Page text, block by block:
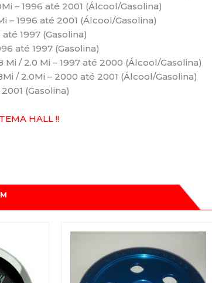
– 1996 até 2001 (Álcool/Gasolina)
– 1996 até 2001 (Álcool/Gasolina)
até 1997 (Gasolina)
até 1997 (Gasolina)
Mi / 2.0 Mi – 1997 até 2000 (Álcool/Gasolina)
/ 2.0Mi – 2000 até 2001 (Álcool/Gasolina)
(Gasolina)
HALL !!